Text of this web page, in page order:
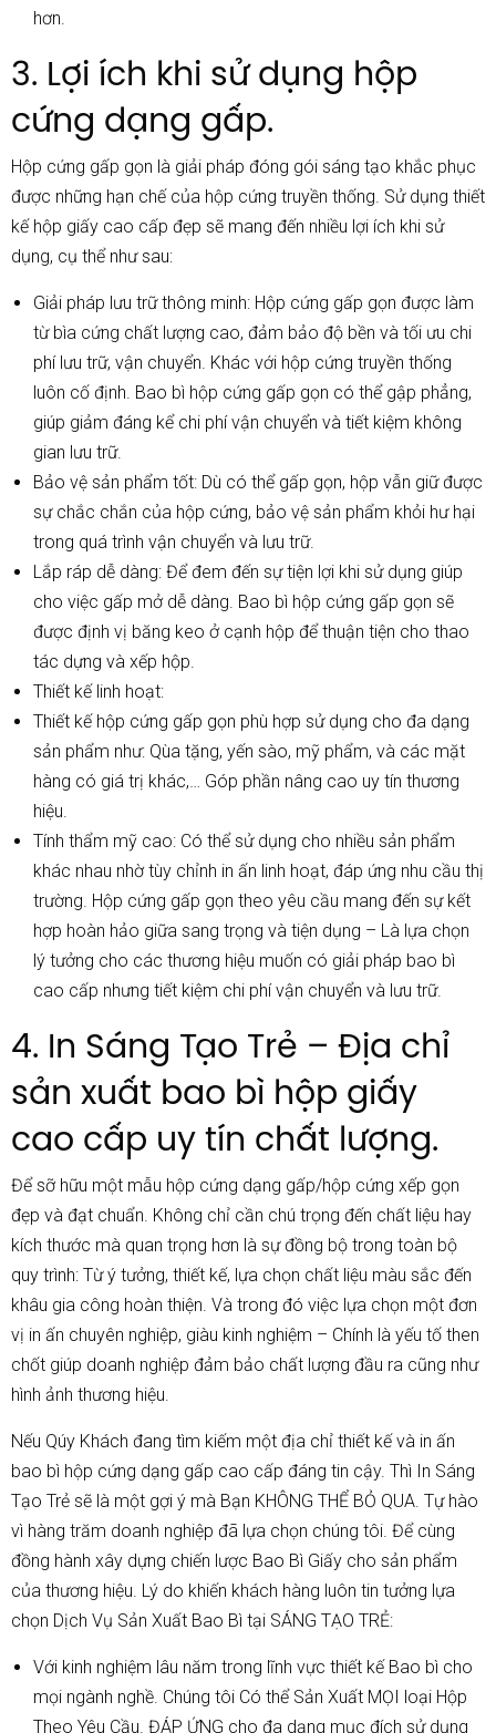
hơn.
3. Lợi ích khi sử dụng hộp
cứng dạng gấp.
Hộp cứng gấp gọn là giải pháp đóng gói sáng tạo khắc phục
được những hạn chế của hộp cứng truyền thống. Sử dụng thiết
kế hộp giấy cao cấp đẹp sẽ mang đến nhiều lợi ích khi sử
dụng, cụ thể như sau:
Giải pháp lưu trữ thông minh: Hộp cứng gấp gọn được làm
từ bìa cứng chất lượng cao, đảm bảo độ bền và tối ưu chi
phí lưu trữ, vận chuyển. Khác với hộp cứng truyền thống
luôn cố định. Bao bì hộp cứng gấp gọn có thể gập phẳng,
giúp giảm đáng kể chi phí vận chuyển và tiết kiệm không
gian lưu trữ.
Bảo vệ sản phẩm tốt: Dù có thể gấp gọn, hộp vẫn giữ được
sự chắc chắn của hộp cứng, bảo vệ sản phẩm khỏi hư hại
trong quá trình vận chuyển và lưu trữ.
Lắp ráp dễ dàng: Để đem đến sự tiện lợi khi sử dụng giúp
cho việc gấp mở dễ dàng. Bao bì hộp cứng gấp gọn sẽ
được định vị băng keo ở cạnh hộp để thuận tiện cho thao
tác dựng và xếp hộp.
Thiết kế linh hoạt:
Thiết kế hộp cứng gấp gọn phù hợp sử dụng cho đa dạng
sản phẩm như: Qùa tặng, yến sào, mỹ phẩm, và các mặt
hàng có giá trị khác,… Góp phần nâng cao uy tín thương
hiệu.
Tính thẩm mỹ cao: Có thể sử dụng cho nhiều sản phẩm
khác nhau nhờ tùy chỉnh in ấn linh hoạt, đáp ứng nhu cầu thị
trường. Hộp cứng gấp gọn theo yêu cầu mang đến sự kết
hợp hoàn hảo giữa sang trọng và tiện dụng – Là lựa chọn
lý tưởng cho các thương hiệu muốn có giải pháp bao bì
cao cấp nhưng tiết kiệm chi phí vận chuyển và lưu trữ.
4. In Sáng Tạo Trẻ – Địa chỉ
sản xuất bao bì hộp giấy
cao cấp uy tín chất lượng.
Để sỡ hữu một mẫu hộp cứng dạng gấp/hộp cứng xếp gọn
đẹp và đạt chuẩn. Không chỉ cần chú trọng đến chất liệu hay
kích thước mà quan trọng hơn là sự đồng bộ trong toàn bộ
quy trình: Từ ý tưởng, thiết kế, lựa chọn chất liệu màu sắc đến
khâu gia công hoàn thiện. Và trong đó việc lựa chọn một đơn
vị in ấn chuyên nghiệp, giàu kinh nghiệm – Chính là yếu tố then
chốt giúp doanh nghiệp đảm bảo chất lượng đầu ra cũng như
hình ảnh thương hiệu.
Nếu Qúy Khách đang tìm kiếm một địa chỉ thiết kế và in ấn
bao bì hộp cứng dạng gấp cao cấp đáng tin cậy. Thì In Sáng
Tạo Trẻ sẽ là một gợi ý mà Bạn KHÔNG THỂ BỎ QUA. Tự hào
vì hàng trăm doanh nghiệp đã lựa chọn chúng tôi. Để cùng
đồng hành xây dựng chiến lược Bao Bì Giấy cho sản phẩm
của thương hiệu. Lý do khiến khách hàng luôn tin tưởng lựa
chọn Dịch Vụ Sản Xuất Bao Bì tại SÁNG TẠO TRẺ:
Với kinh nghiệm lâu năm trong lĩnh vực thiết kế Bao bì cho
mọi ngành nghề. Chúng tôi Có thể Sản Xuất MỌI loại Hộp
Theo Yêu Cầu. ĐÁP ỨNG cho đa dạng mục đích sử dụng